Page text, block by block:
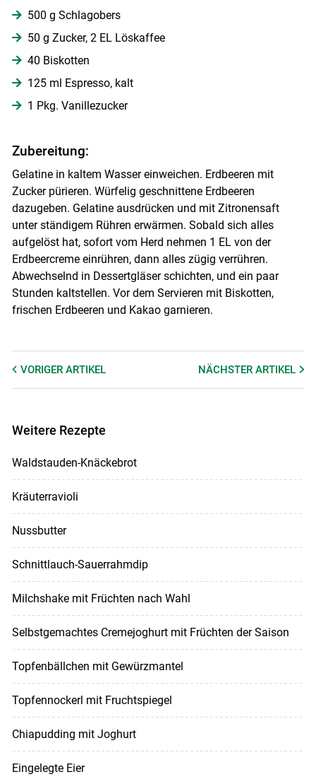
500 g Schlagobers
50 g Zucker, 2 EL Löskaffee
40 Biskotten
125 ml Espresso, kalt
1 Pkg. Vanillezucker
Zubereitung:
Gelatine in kaltem Wasser einweichen. Erdbeeren mit
Zucker pürieren. Würfelig geschnittene Erdbeeren
dazugeben. Gelatine ausdrücken und mit Zitronensaft
unter ständigem Rühren erwärmen. Sobald sich alles
aufgelöst hat, sofort vom Herd nehmen 1 EL von der
Erdbeercreme einrühren, dann alles zügig verrühren.
Abwechselnd in Dessertgläser schichten, und ein paar
Stunden kaltstellen. Vor dem Servieren mit Biskotten,
frischen Erdbeeren und Kakao garnieren.
VORIGER ARTIKEL NÄCHSTERARTIKEL
Weitere Rezepte
Waldstauden-Knäckebrot
Kräuterravioli
Nussbutter
Schnittlauch-Sauerrahmdip
Milchshake mit Früchten nach Wahl
Selbstgemachtes Cremejoghurt mit Früchten der Saison
Topfenbällchen mit Gewürzmantel
Topfennockerl mit Fruchtspiegel
Chiapudding mit Joghurt
Eingelegte Eier